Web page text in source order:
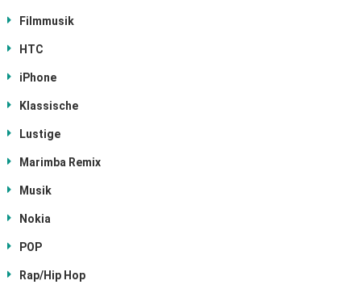
Filmmusik
HTC
iPhone
Klassische
Lustige
Marimba Remix
Musik
Nokia
POP
Rap/Hip Hop